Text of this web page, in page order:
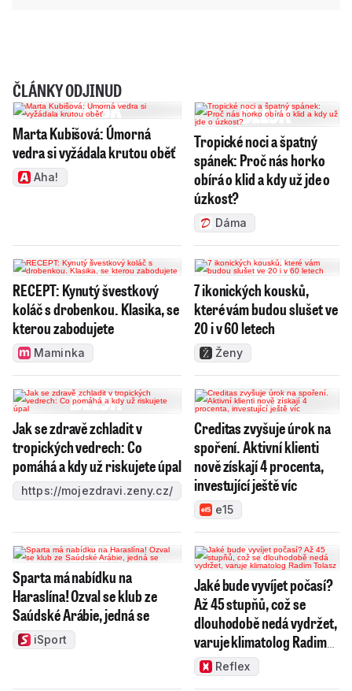
ČLÁNKY ODJINUD
Marta Kubišová: Úmorná
vedra si vyžádala krutou oběť
Aha!
Tropické noci a špatný
spánek: Proč nás horko
obírá o klid a kdy už jde o
úzkost?
Dáma
RECEPT: Kynutý švestkový
koláč s drobenkou. Klasika, se
kterou zabodujete
Maminka
7 ikonických kousků,
které vám budou slušet ve
20 i v 60 letech
Ženy
Jak se zdravě zchladit v
tropických vedrech: Co
pomáhá a kdy už riskujete úpal
https://mojezdravi.zeny.cz/
Creditas zvyšuje úrok na
spoření. Aktivní klienti
nově získají 4 procenta,
investující ještě víc
e15
Sparta má nabídku na
Haraslína! Ozval se klub ze
Saúdské Arábie, jedná se
iSport
Jaké bude vyvíjet počasí?
Až 45 stupňů, což se
dlouhodobě nedá vydržet,
varuje klimatolog Radim
TolaszReflex